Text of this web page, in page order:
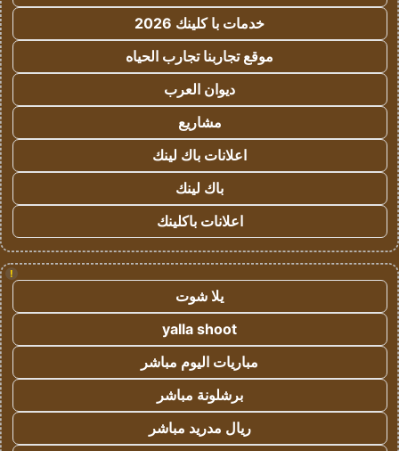
خدمات با كلينك 2026
موقع تجاربنا تجارب الحياه
ديوان العرب
مشاريع
اعلانات باك لينك
باك لينك
اعلانات باكلينك
!
يلا شوت
yalla shoot
مباريات اليوم مباشر
برشلونة مباشر
ريال مدريد مباشر